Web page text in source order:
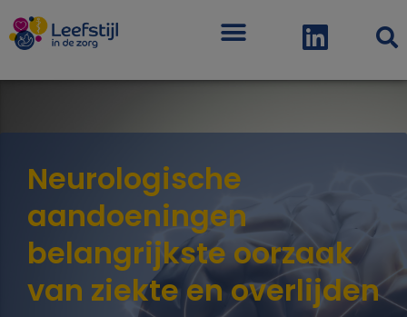
Menu
Neurologische
aandoeningen
belangrijkste oorzaak
van ziekte en overlijden